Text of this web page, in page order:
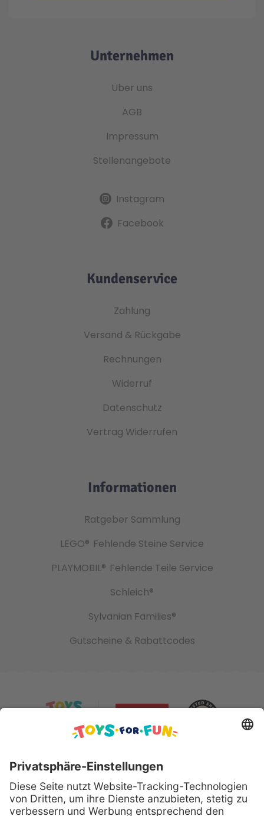
Unternehmen
Über uns
AGB
Impressum
Stellenangebote
Instagram
Facebook
Kundenservice
Zahlung
Versand & Rückgabe
Rechnungen
Widerruf
Datenschutz
Vertrag Widerrufen
Informationen
Ratgeber Sammlung
LEGO® Fehlende Steine Service
PLAYMOBIL® Fehlende Teile Service
Schleich®
Sylvanian Families®
Gutscheine & Rabattcodes
Sicher bezahlen mit: